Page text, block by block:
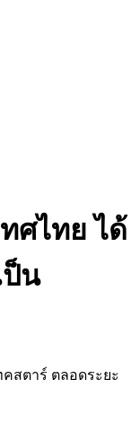
ศไทย ได้
ป็น
สตาร์ ตลอดระยะ